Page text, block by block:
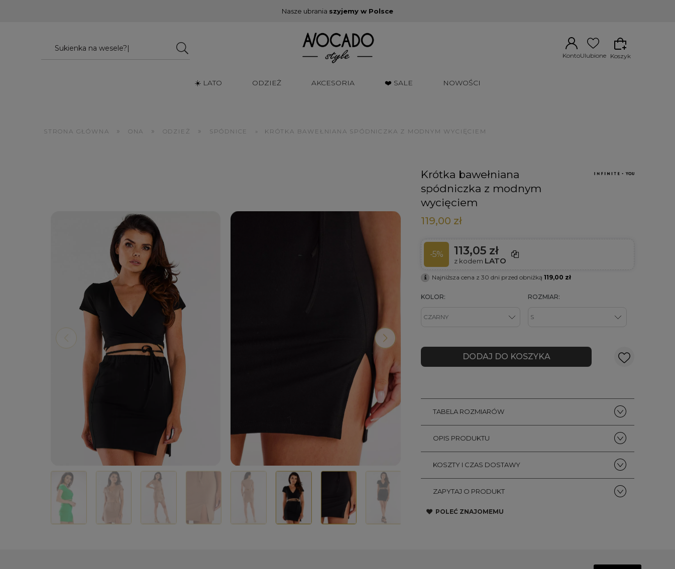
Nasze ubrania szyjemy w Polsce
Koszyk
KontoUlubione
☀️ LATO ODZIEŻ AKCESORIA ❤️ SALE NOWOŚCI
STRONA GŁÓWNA » ONA » ODZIEŻ » SPÓDNICE » KRÓTKA BAWEŁNIANA SPÓDNICZKA Z MODNYM WYCIĘCIEM
Krótka bawełniana
spódniczka z modnym
wycięciem
119,00 zł
-5% 113,05 zł
z kodem LATO
Najniższa cena z 30 dni przed obniżką119,00 zł
KOLOR: ROZMIAR:
DODAJ DO KOSZYKA
TABELA ROZMIARÓW
OPIS PRODUKTU
KOSZTY I CZAS DOSTAWY
ZAPYTAJ O PRODUKT
POLEĆ ZNAJOMEMU